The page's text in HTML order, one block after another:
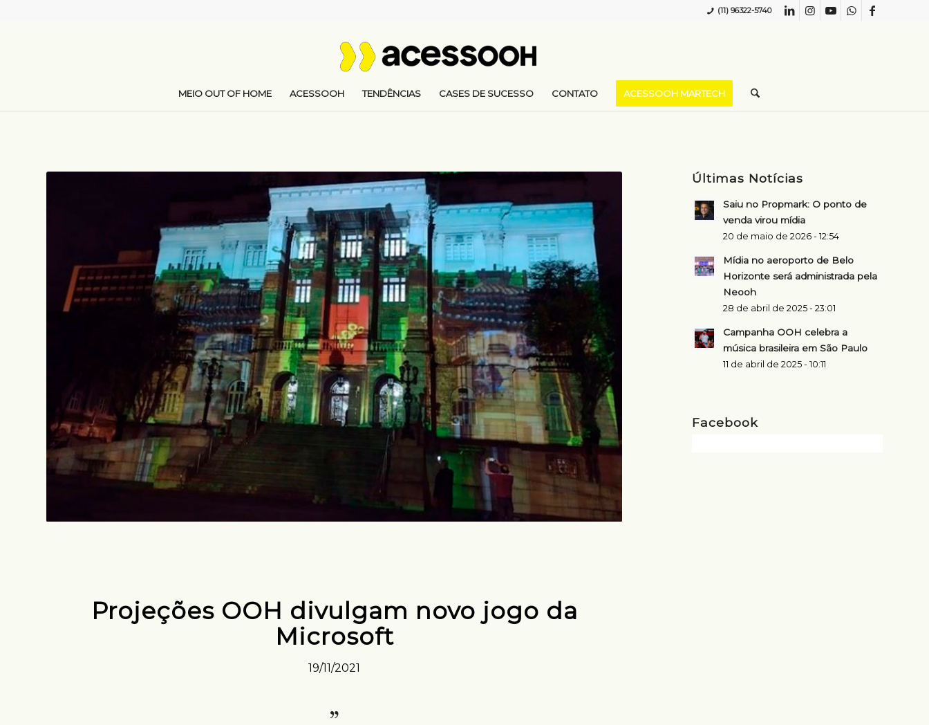
(11) 96322-5740
MEIO OUT OF HOME ACESSOOH TENDÊNCIAS CASES DE SUCESSO CONTATO ACESSOOH MARTECH
Projeções OOH divulgam novo jogo da
Microsoft
19/11/2021
Últimas Notícias
Saiu no Propmark: O ponto de
venda virou mídia
20 de maio de 2026 - 12:54
Mídia no aeroporto de Belo
Horizonte será administrada pela
Neooh
28 de abril de 2025 - 23:01
Campanha OOH celebra a
música brasileira em São Paulo
11 de abril de 2025 - 10:11
Facebook